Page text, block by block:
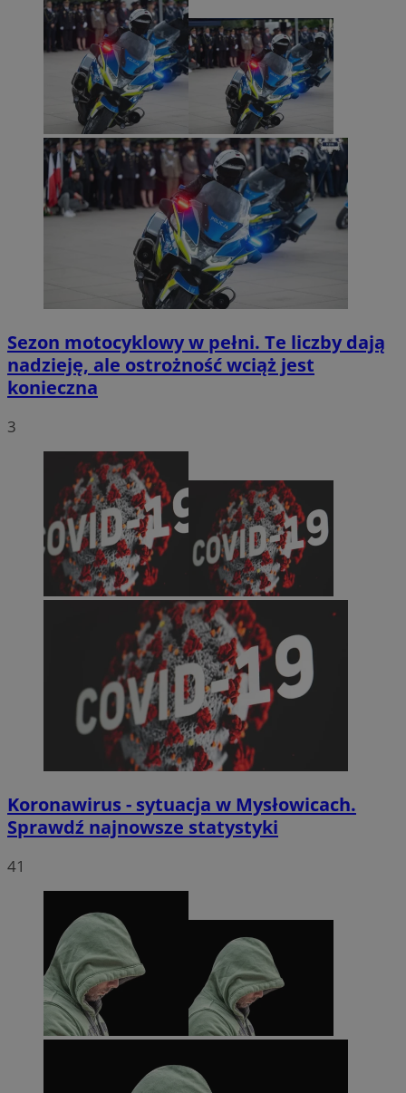
Sezon motocyklowy w pełni. Te liczby dają
nadzieję, ale ostrożność wciąż jest
konieczna
3
Koronawirus - sytuacja w Mysłowicach.
Sprawdź najnowsze statystyki
41